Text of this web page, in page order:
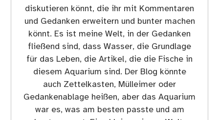
diskutieren könnt, die ihr mit Kommentaren
und Gedanken erweitern und bunter machen
könnt. Es ist meine Welt, in der Gedanken
fließend sind, dass Wasser, die Grundlage
für das Leben, die Artikel, die die Fische in
diesem Aquarium sind. Der Blog könnte
auch Zettelkasten, Mülleimer oder
Gedankenablage heißen, aber das Aquarium
war es, was am besten passte und am